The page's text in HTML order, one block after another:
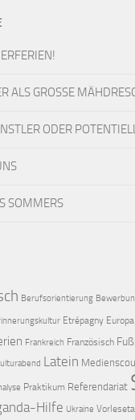
ALS GROSSE
ODER
SOMMERS
Berufsorientierung
Etrépagny Europa
Frankreich Französisch
Latein
Praktikum Referendariat
Hilfe Ukraine